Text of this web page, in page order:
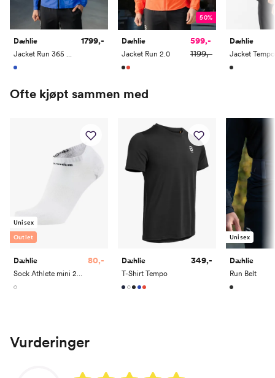
Dæhlie
Jacket Run 365 2.0
1799,-
50%
Dæhlie
Jacket Run 2.0
599,-
1199,-
Dæhlie
Jacket Tempo
Ofte kjøpt sammen med
Unisex
Outlet
Dæhlie
80,-
Dæhlie
T-Shirt Tempo
349,-
Unisex
Dæhlie
Run Belt
Vurderinger